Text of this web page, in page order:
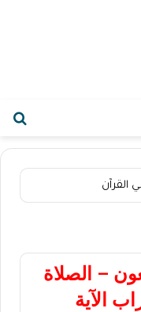
القرآن
– الصلاة
الآية